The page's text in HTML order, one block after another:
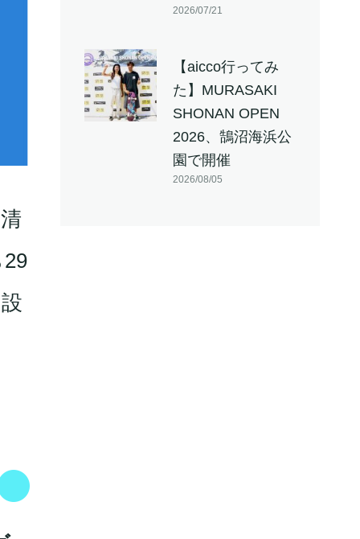
2026/07/21
【aicco行ってみ
た】MURASAKI
SHONAN OPEN
2026、鵠沼海浜公
園で開催
2026/08/05